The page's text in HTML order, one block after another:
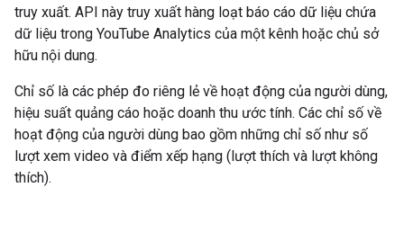
truy xuất. API này truy xuất hàng loạt báo cáo dữ liệu chứa
dữ liệu trong YouTube Analytics của một kênh hoặc chủ sở
hữu nội dung.
Chỉ số là các phép đo riêng lẻ về hoạt động của người dùng,
hiệu suất quảng cáo hoặc doanh thu ước tính. Các chỉ số về
hoạt động của người dùng bao gồm những chỉ số như số
lượt xem video và điểm xếp hạng (lượt thích và lượt không
thích).